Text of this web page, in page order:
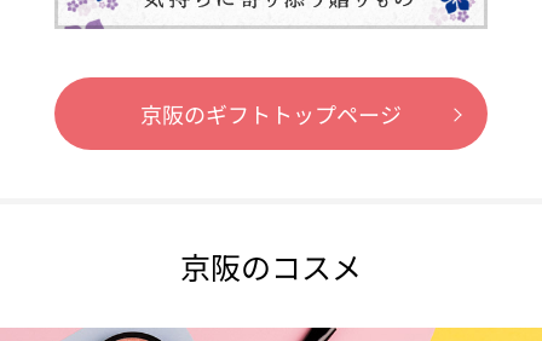
京阪のギフトトップページ
京阪のコスメ